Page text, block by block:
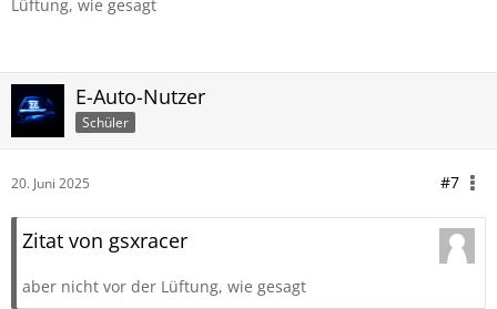
Lüftung, wie gesagt
E-Auto-Nutzer
Schüler
20. Juni 2025 #7
Zitat von gsxracer
aber nicht vor der Lüftung, wie gesagt